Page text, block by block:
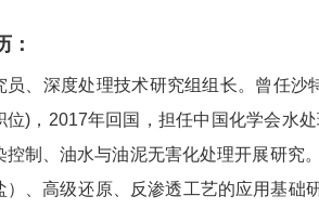
：
员、深度处理技术研究组组长。曾任沙
位)，2017年回国，担任中国化学会水
控制、油水与油泥无害化处理开展研究
）、高级还原、反渗透工艺的应用基础